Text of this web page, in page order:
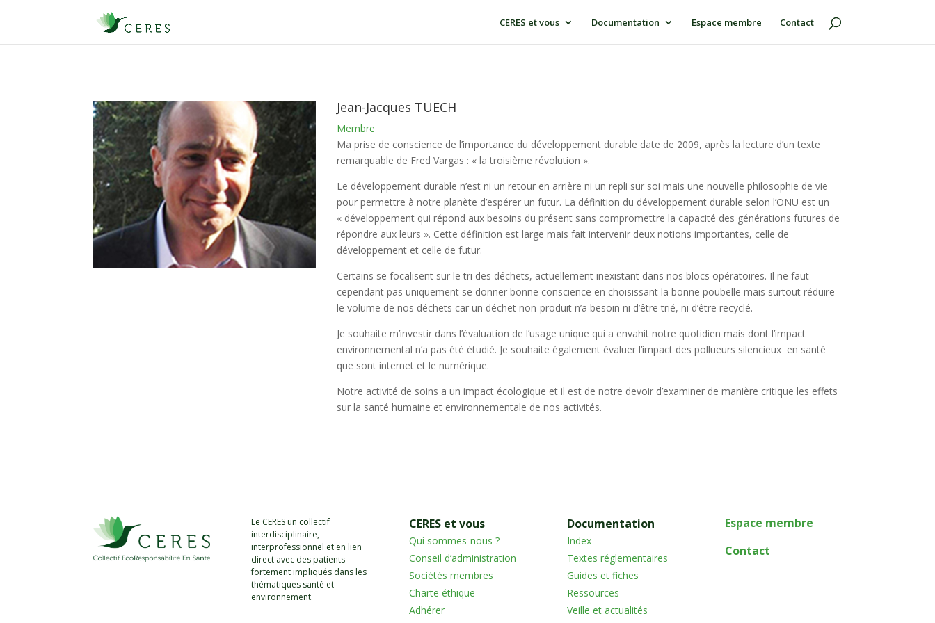
CERES et vous Documentation Espace membre Contact
Jean-Jacques TUECH
Membre
Ma prise de conscience de l’importance du développement durable date de 2009, après la lecture d’un texte
remarquable de Fred Vargas : « la troisième révolution ».
Le développement durable n’est ni un retour en arrière ni un repli sur soi mais une nouvelle philosophie de vie
pour permettre à notre planète d’espérer un futur. La définition du développement durable selon l’ONU est un
« développement qui répond aux besoins du présent sans compromettre la capacité des générations futures de
répondre aux leurs ». Cette définition est large mais fait intervenir deux notions importantes, celle de
développement et celle de futur.
Certains se focalisent sur le tri des déchets, actuellement inexistant dans nos blocs opératoires. Il ne faut
cependant pas uniquement se donner bonne conscience en choisissant la bonne poubelle mais surtout réduire
le volume de nos déchets car un déchet non-produit n’a besoin ni d’être trié, ni d’être recyclé.
Je souhaite m’investir dans l’évaluation de l’usage unique qui a envahit notre quotidien mais dont l’impact
environnemental n’a pas été étudié. Je souhaite également évaluer l’impact des pollueurs silencieux en santé
que sont internet et le numérique.
Notre activité de soins a un impact écologique et il est de notre devoir d’examiner de manière critique les effets
sur la santé humaine et environnementale de nos activités.
Le CERES un collectif
interdisciplinaire,
interprofessionnel et en lien
direct avec des patients
fortement impliqués dans les
thématiques santé et
environnement.
CERES et vous
Qui sommes-nous ?
Conseil d’administration
Sociétés membres
Charte éthique
Adhérer
Documentation
Index
Textes réglementaires
Guides et fiches
Ressources
Veille et actualités
Espace membre
Contact